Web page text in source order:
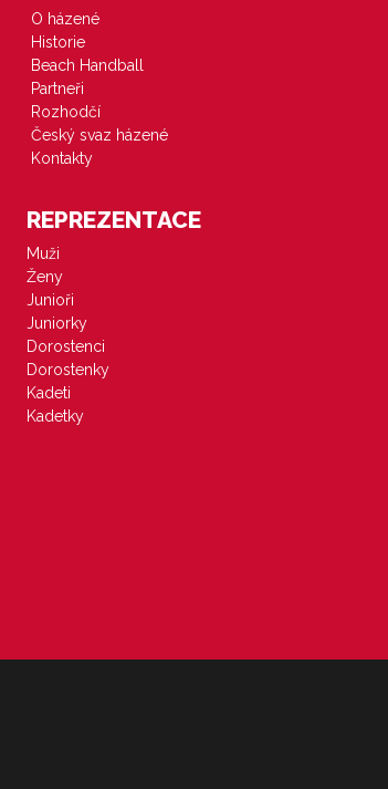
O házené
Historie
Beach Handball
Partneři
Rozhodčí
Český svaz házené
Kontakty
REPREZENTACE
Muži
Ženy
Junioři
Juniorky
Dorostenci
Dorostenky
Kadeti
Kadetky